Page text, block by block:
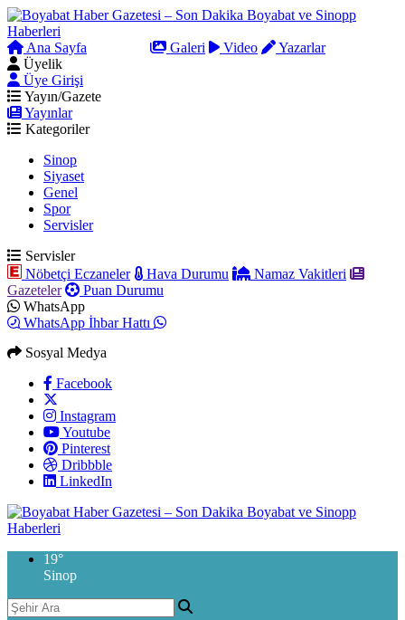
Ana Sayfa Galeri Video
Yazarlar
Üyelik
Üye Girişi
Yayın/Gazete
Yayınlar
Kategoriler
Sinop
Siyaset
Genel
Spor
Servisler
Servisler
Nöbetçi Eczaneler
Hava Durumu
Namaz Vakitleri
Gazeteler
Puan Durumu
WhatsApp
WhatsApp İhbar Hattı
Sosyal Medya
Facebook
Instagram
Youtube
Pinterest
Dribbble
LinkedIn
19°
Sinop